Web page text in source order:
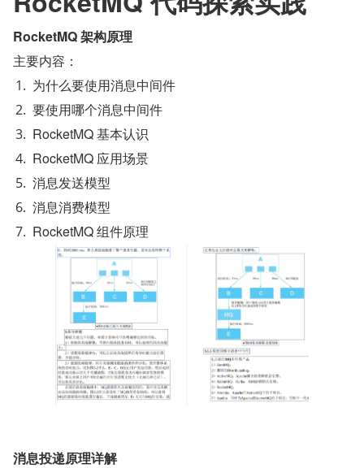
RocketMQ 架构原理
主要内容：
为什么要使用消息中间件
要使用哪个消息中间件
RocketMQ 基本认识
RocketMQ 应用场景
消息发送模型
消息消费模型
RocketMQ 组件原理
消息投递原理详解